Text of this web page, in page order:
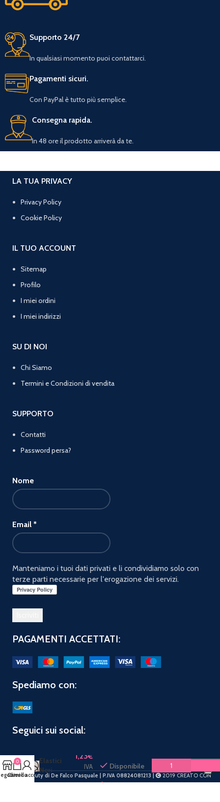
Supporto 24/7
In qualsiasi momento puoi contattarci.
Pagamenti sicuri.
Con PayPal è tutto più semplice.
Consegna rapida.
In 48 ore il prodotto arriverà da te.
LA TUA PRIVACY
Privacy Policy
Cookie Policy
IL TUO ACCOUNT
Sitemap
Profilo
I miei ordini
I miei indirizzi
SU DI NOI
Chi Siamo
Termini e Condizioni di vendita
SUPPORTO
Contatti
Password persa?
Nome
Email *
Manteniamo i tuoi dati privati e li condividiamo solo con
terze parti necessarie per l'erogazione dei servizi.
PAGAMENTI ACCETTATI:
Spediamo con:
Seguici sui social:
PuntoBeauty di De Falco Pasquale | P.IVA 08824081213 | 2019 CREATO CON
Amore.
Elastici
Neri
Grandi 12
1,23€
IVA
inclusa
Disponibile
0
Carrello
Il mio account